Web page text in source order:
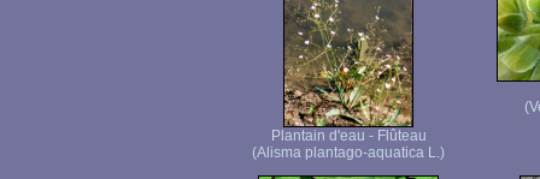
Plantain d'eau - Flûteau
(Alisma plantago-aquatica L.)